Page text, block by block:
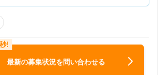
最新の募集状況を問い合わせる